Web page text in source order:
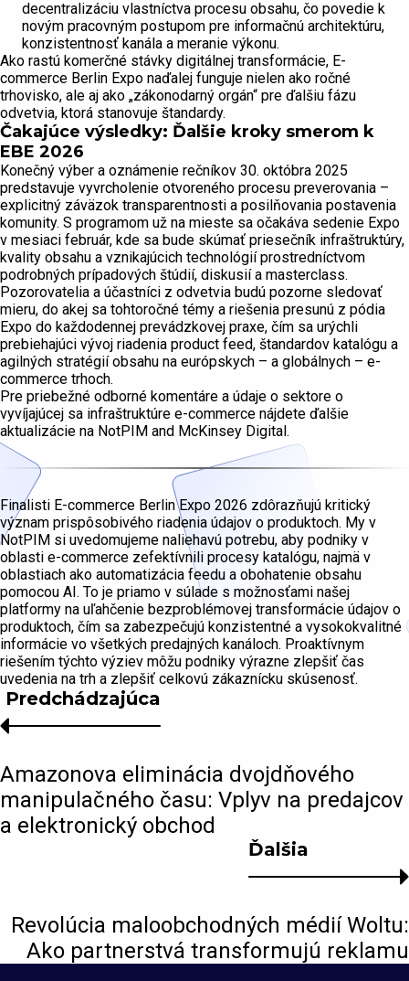
decentralizáciu vlastníctva procesu obsahu, čo povedie k
novým pracovným postupom pre informačnú architektúru,
konzistentnosť kanála a meranie výkonu.
Ako rastú komerčné stávky digitálnej transformácie, E-
commerce Berlin Expo naďalej funguje nielen ako ročné
trhovisko, ale aj ako „zákonodarný orgán“ pre ďalšiu fázu
odvetvia, ktorá stanovuje štandardy.
Čakajúce výsledky: Ďalšie kroky smerom k
EBE 2026
Konečný výber a oznámenie rečníkov 30. októbra 2025
predstavuje vyvrcholenie otvoreného procesu preverovania –
explicitný záväzok transparentnosti a posilňovania postavenia
komunity. S programom už na mieste sa očakáva sedenie Expo
v mesiaci február, kde sa bude skúmať priesečník infraštruktúry,
kvality obsahu a vznikajúcich technológií prostredníctvom
podrobných prípadových štúdií, diskusií a masterclass.
Pozorovatelia a účastníci z odvetvia budú pozorne sledovať
mieru, do akej sa tohtoročné témy a riešenia presunú z pódia
Expo do každodennej prevádzkovej praxe, čím sa urýchli
prebiehajúci vývoj riadenia product feed, štandardov katalógu a
agilných stratégií obsahu na európskych – a globálnych – e-
commerce trhoch.
Pre priebežné odborné komentáre a údaje o sektore o
vyvíjajúcej sa infraštruktúre e-commerce nájdete ďalšie
aktualizácie na NotPIM and McKinsey Digital.
Finalisti E-commerce Berlin Expo 2026 zdôrazňujú kritický
význam prispôsobivého riadenia údajov o produktoch. My v
NotPIM si uvedomujeme naliehavú potrebu, aby podniky v
oblasti e-commerce zefektívnili procesy katalógu, najmä v
oblastiach ako automatizácia feedu a obohatenie obsahu
pomocou AI. To je priamo v súlade s možnosťami našej
platformy na uľahčenie bezproblémovej transformácie údajov o
produktoch, čím sa zabezpečujú konzistentné a vysokokvalitné
informácie vo všetkých predajných kanáloch. Proaktívnym
riešením týchto výziev môžu podniky výrazne zlepšiť čas
uvedenia na trh a zlepšiť celkovú zákaznícku skúsenosť.
Ďalšia
Revolúcia maloobchodných médií Woltu:
Ako partnerstvá transformujú reklamu
Predchádzajúca
Amazonova eliminácia dvojdňového
manipulačného času: Vplyv na predajcov
a elektronický obchod